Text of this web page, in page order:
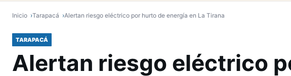
Inicio Tarapacá Alertan riesgo eléctrico por hurto de energía en La Tirana
TARAPACÁ
Alertan riesgo eléctrico